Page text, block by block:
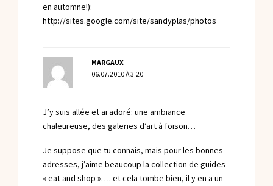
en automne!):
http://sites.google.com/site/sandyplas/photos
MARGAUX
06.07.2010 À 3:20
J’y suis allée et ai adoré: une ambiance
chaleureuse, des galeries d’art à foison…
Je suppose que tu connais, mais pour les bonnes
adresses, j’aime beaucoup la collection de guides
« eat and shop »…. et cela tombe bien, il y en a un